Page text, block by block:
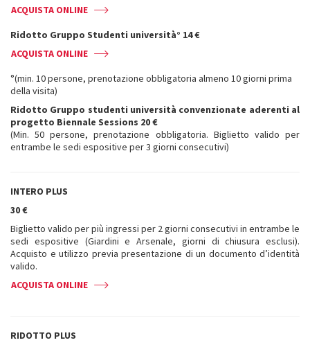
ACQUISTA ONLINE
Ridotto Gruppo Studenti università° 14 €
ACQUISTA ONLINE
°(min. 10 persone, prenotazione obbligatoria almeno 10 giorni prima
della visita)
Ridotto Gruppo studenti università convenzionate aderenti al
progetto Biennale Sessions 20 €
(Min. 50 persone, prenotazione obbligatoria. Biglietto valido per
entrambe le sedi espositive per 3 giorni consecutivi)
INTERO PLUS
30 €
Biglietto valido per più ingressi per 2 giorni consecutivi in entrambe le
sedi espositive (Giardini e Arsenale, giorni di chiusura esclusi).
Acquisto e utilizzo previa presentazione di un documento d’identità
valido.
ACQUISTA ONLINE
RIDOTTO PLUS